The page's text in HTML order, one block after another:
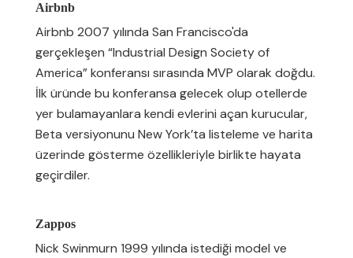
Airbnb
Airbnb 2007 yılında San Francisco'da
gerçekleşen “Industrial Design Society of
America” konferansı sırasında MVP olarak doğdu.
İlk üründe bu konferansa gelecek olup otellerde
yer bulamayanlara kendi evlerini açan kurucular,
Beta versiyonunu New York’ta listeleme ve harita
üzerinde gösterme özellikleriyle birlikte hayata
geçirdiler.
Zappos
Nick Swinmurn 1999 yılında istediği model ve